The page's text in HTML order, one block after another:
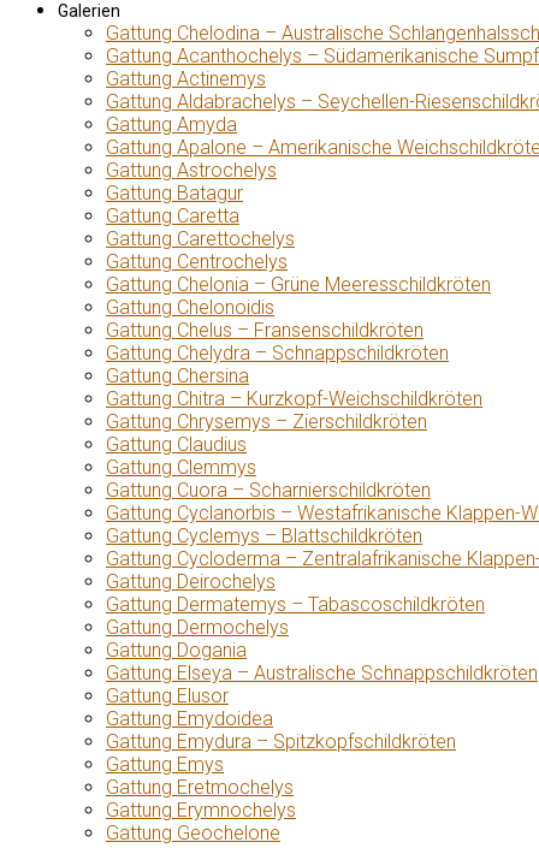
Galerien
Gattung Chelodina – Australische
Gattung Acanthochelys – Südamerikanische
Gattung Actinemys
Gattung Aldabrachelys – Seychellen-
Gattung Amyda
Gattung Apalone – Amerikanische
Gattung Astrochelys
Gattung Batagur
Gattung Caretta
Gattung Carettochelys
Gattung Centrochelys
Gattung Chelonia – Grüne Meeresschildkröten
Gattung Chelonoidis
Gattung Chelus – Fransenschildkröten
Gattung Chelydra – Schnappschildkröten
Gattung Chersina
Gattung Chitra – Kurzkopf-Weichschildkröten
Gattung Chrysemys – Zierschildkröten
Gattung Claudius
Gattung Clemmys
Gattung Cuora – Scharnierschildkröten
Gattung Cyclanorbis – Westafrikanische Klappen-
Gattung Cyclemys – Blattschildkröten
Gattung Cycloderma – Zentralafrikanische
Gattung Deirochelys
Gattung Dermatemys – Tabascoschildkröten
Gattung Dermochelys
Gattung Dogania
Gattung Elseya – Australische Schnappschildkröten
Gattung Elusor
Gattung Emydoidea
Gattung Emydura – Spitzkopfschildkröten
Gattung Emys
Gattung Eretmochelys
Gattung Erymnochelys
Gattung Geochelone